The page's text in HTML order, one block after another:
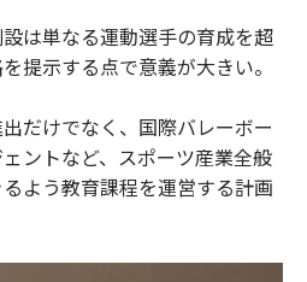
は単なる運動選手の育成を超
提示する点で意義が大きい。
だけでなく、国際バレーボー
ントなど、スポーツ産業全般
よう教育課程を運営する計画